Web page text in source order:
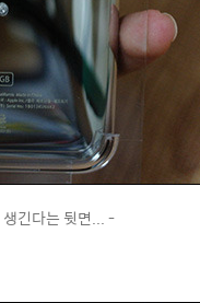
긴다는 뒷면... -